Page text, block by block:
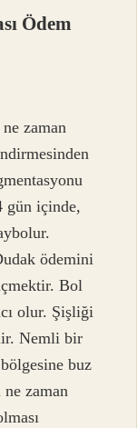
Ödem
zaman
gün içinde,
ödemini
Bol
olur. Şişliği
Nemli bir
buz
zaman